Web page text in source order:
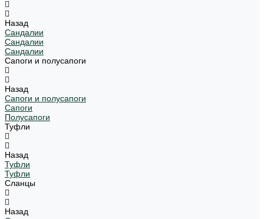
Назад
Сандалии
Сандалии
Сандалии
Сапоги и полусапоги
Назад
Сапоги и полусапоги
Сапоги
Полусапоги
Туфли
Назад
Туфли
Туфли
Сланцы
Назад